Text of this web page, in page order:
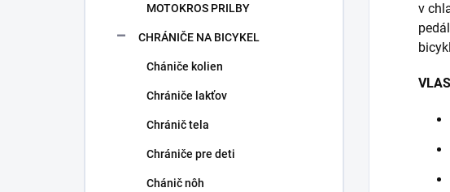
MOTOKROS PRILBY
CHRÁNIČE NA BICYKEL
Chániče kolien
Chrániče lakťov
Chránič tela
Chrániče pre deti
Chánič nôh
v